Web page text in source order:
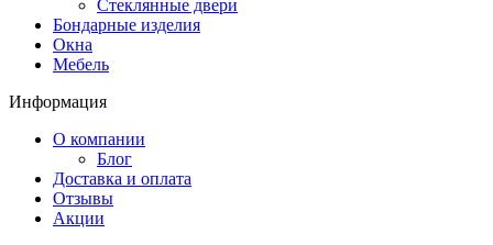
Стеклянные двери
Бондарные изделия
Окна
Мебель
Информация
О компании
Блог
Доставка и оплата
Отзывы
Акции